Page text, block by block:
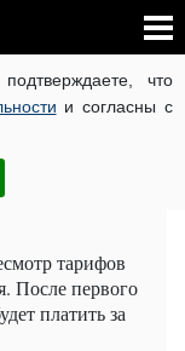
что
и согласны с
КОРОНАВИРУС В
УКРАЇНСЬКОЮ
и газ
тарифов
После первого
платить за